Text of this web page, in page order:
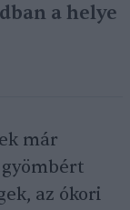
a helye
már
az ókori